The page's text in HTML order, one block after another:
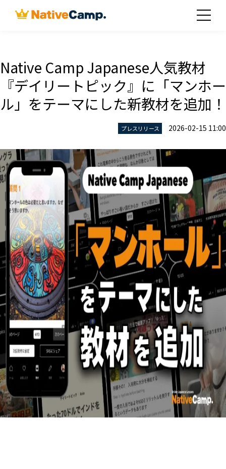
Native Camp Japanese人気教材
『デイリートピック』に「マンホー
ル」をテーマにした新教材を追加！
プレスリリース 2026-02-15 11:00